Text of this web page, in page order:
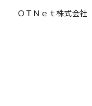
ＯＴＮｅｔ株式会社